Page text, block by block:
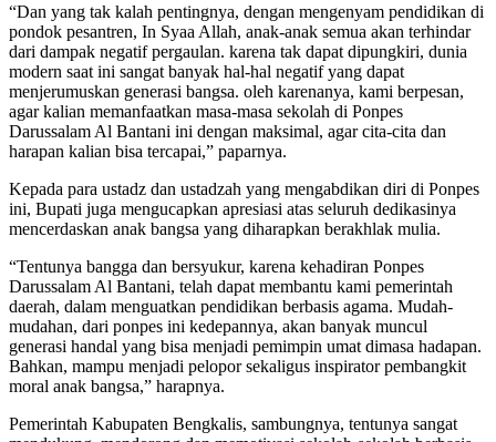
“Dan yang tak kalah pentingnya, dengan mengenyam pendidikan di
pondok pesantren, In Syaa Allah, anak-anak semua akan terhindar
dari dampak negatif pergaulan. karena tak dapat dipungkiri, dunia
modern saat ini sangat banyak hal-hal negatif yang dapat
menjerumuskan generasi bangsa. oleh karenanya, kami berpesan,
agar kalian memanfaatkan masa-masa sekolah di Ponpes
Darussalam Al Bantani ini dengan maksimal, agar cita-cita dan
harapan kalian bisa tercapai,” paparnya.
Kepada para ustadz dan ustadzah yang mengabdikan diri di Ponpes
ini, Bupati juga mengucapkan apresiasi atas seluruh dedikasinya
mencerdaskan anak bangsa yang diharapkan berakhlak mulia.
“Tentunya bangga dan bersyukur, karena kehadiran Ponpes
Darussalam Al Bantani, telah dapat membantu kami pemerintah
daerah, dalam menguatkan pendidikan berbasis agama. Mudah-
mudahan, dari ponpes ini kedepannya, akan banyak muncul
generasi handal yang bisa menjadi pemimpin umat dimasa hadapan.
Bahkan, mampu menjadi pelopor sekaligus inspirator pembangkit
moral anak bangsa,” harapnya.
Pemerintah Kabupaten Bengkalis, sambungnya, tentunya sangat